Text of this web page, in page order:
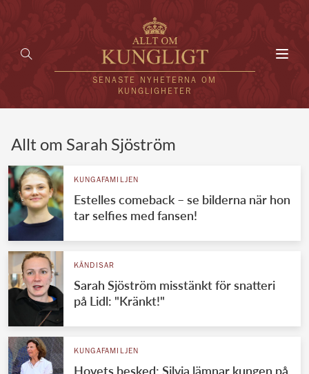
SENASTE NYHETERNA OM
KUNGLIGHETER
UTLÄNDSKT
VÄRLDENS KUNGAHUS
Svenska kungahuset
Brittiska kungahuset
Danska kungahuset
REDAKTION
Allt om Sarah Sjöström
KUNGAFAMILJEN
Estelles comeback – se bilderna när hon
tar selfies med fansen!
KÄNDISAR
Sarah Sjöström misstänkt för snatteri
på Lidl: "Kränkt!"
KUNGAFAMILJEN
Hovets besked: Silvia lämnar kungen på